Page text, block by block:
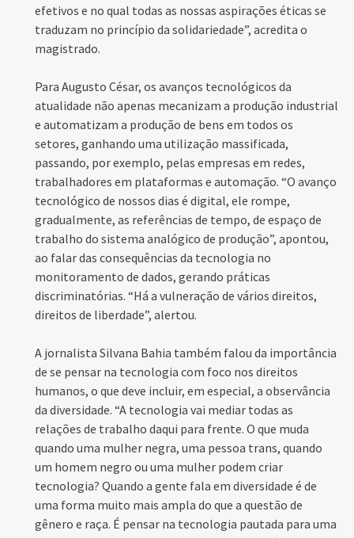
efetivos e no qual todas as nossas aspirações éticas se
traduzam no princípio da solidariedade”, acredita o
magistrado.
Para Augusto César, os avanços tecnológicos da
atualidade não apenas mecanizam a produção industrial
e automatizam a produção de bens em todos os
setores, ganhando uma utilização massificada,
passando, por exemplo, pelas empresas em redes,
trabalhadores em plataformas e automação. “O avanço
tecnológico de nossos dias é digital, ele rompe,
gradualmente, as referências de tempo, de espaço de
trabalho do sistema analógico de produção”, apontou,
ao falar das consequências da tecnologia no
monitoramento de dados, gerando práticas
discriminatórias. “Há a vulneração de vários direitos,
direitos de liberdade”, alertou.
A jornalista Silvana Bahia também falou da importância
de se pensar na tecnologia com foco nos direitos
humanos, o que deve incluir, em especial, a observância
da diversidade. “A tecnologia vai mediar todas as
relações de trabalho daqui para frente. O que muda
quando uma mulher negra, uma pessoa trans, quando
um homem negro ou uma mulher podem criar
tecnologia? Quando a gente fala em diversidade é de
uma forma muito mais ampla do que a questão de
gênero e raça. É pensar na tecnologia pautada para uma